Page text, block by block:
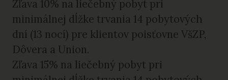
Zľava 10% na liečebný pobyt pri
minimálnej dĺžke trvania 14 pobytových
dní (13 nocí) pre klientov poisťovne VšZP,
Dôvera a Union.
Zľava 15% na liečebný pobyt pri